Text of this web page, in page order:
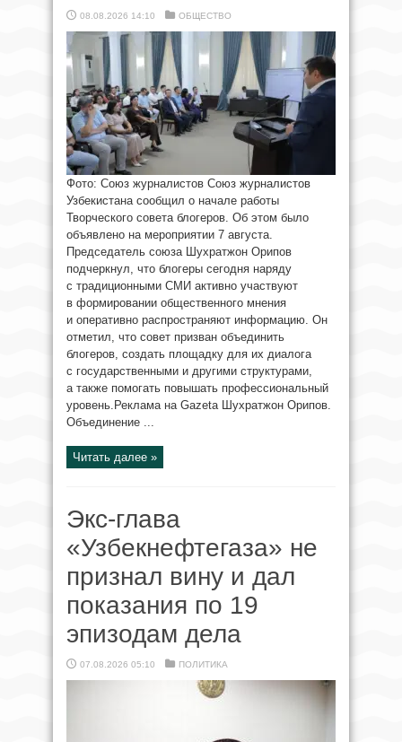
08.08.2026 14:10 ОБЩЕСТВО
Фото: Союз журналистов Союз журналистов
Узбекистана сообщил о начале работы
Творческого совета блогеров. Об этом было
объявлено на мероприятии 7 августа.
Председатель союза Шухратжон Орипов
подчеркнул, что блогеры сегодня наряду
с традиционными СМИ активно участвуют
в формировании общественного мнения
и оперативно распространяют информацию. Он
отметил, что совет призван объединить
блогеров, создать площадку для их диалога
с государственными и другими структурами,
а также помогать повышать профессиональный
уровень.Реклама на Gazeta Шухратжон Орипов.
Объединение ...
Читать далее »
Экс-глава
«Узбекнефтегаза» не
признал вину и дал
показания по 19
эпизодам дела
07.08.2026 05:10 ПОЛИТИКА